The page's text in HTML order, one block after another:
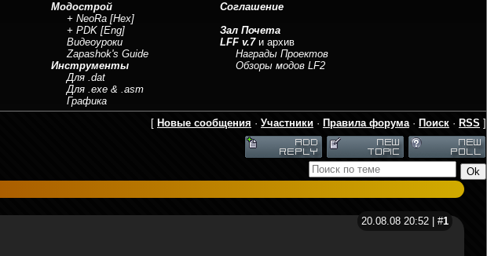
Модострой
+ NeoRa [Hex]
+ PDK [Eng]
Видеоуроки
Zapashok's Guide
Инструменты
Для .dat
Для .exe & .asm
Графика
Соглашение
Зал Почета
LFF v.7и архив
Награды Проектов
Обзоры модов LF2
[ Новые сообщения · Участники · Правила форума· Поиск · RSS ]
20.08.08 20:52 | #1